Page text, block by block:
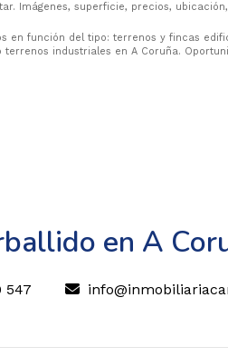
Imágenes, superficie, precios,
en función del tipo: terrenos y fincas
industriales en A Coruña.
en A
547